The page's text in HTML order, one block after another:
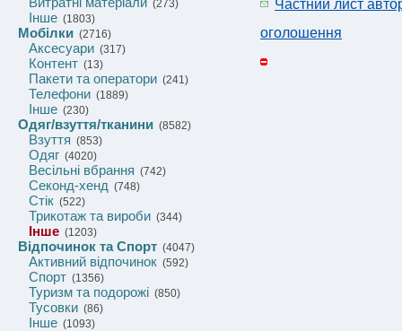
(273)
Інше (1803)
Мобілки (2716)
Аксесуари (317)
Контент (13)
Пакети та оператори (241)
Телефони (1889)
Інше (230)
Одяг/взуття/тканини (8582)
Взуття (853)
Одяг (4020)
Весільні вбрання (742)
Секонд-хенд (748)
Стік (522)
Трикотаж та вироби (344)
Інше (1203)
Відпочинок та Спорт (4047)
Активний відпочинок (592)
Спорт (1356)
Туризм та подорожі (850)
Тусовки (86)
Інше (1093)
Частний лист
оголошення